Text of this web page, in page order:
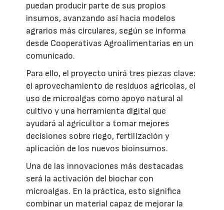
puedan producir parte de sus propios
insumos, avanzando así hacia modelos
agrarios más circulares, según se informa
desde Cooperativas Agroalimentarias en un
comunicado.
Para ello, el proyecto unirá tres piezas clave:
el aprovechamiento de residuos agrícolas, el
uso de microalgas como apoyo natural al
cultivo y una herramienta digital que
ayudará al agricultor a tomar mejores
decisiones sobre riego, fertilización y
aplicación de los nuevos bioinsumos.
Una de las innovaciones más destacadas
será la activación del biochar con
microalgas. En la práctica, esto significa
combinar un material capaz de mejorar la